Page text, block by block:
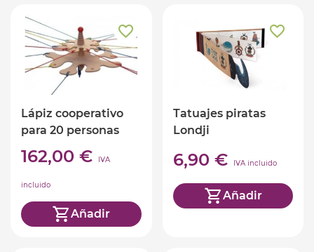
Lápiz cooperativo
para 20 personas
162,00 € IVA
incluido
Añadir
Tatuajes piratas
Londji
6,90 € IVA incluido
Añadir